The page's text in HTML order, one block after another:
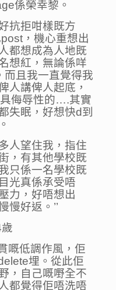
係榮幸黎。
抗拒咁樣既方
，機心重想出
都想成為人地既
想紅，無論係咩
而且我一直覺得我
人講俾人起底，
侮辱性的….其實
失眠，好想快d到
人望住我，指住
，有其他學校既
只係一名學校既
光真係承受唔
力，好唔想出
慢好返。’’
嘅低調作風，佢
埋。從此佢
，自己嘅嘢全不
都覺得佢唔洗唔